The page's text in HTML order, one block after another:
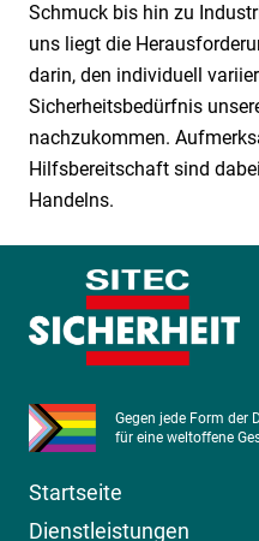
Schmuck bis hin zu
uns liegt die
darin, den individuell
Sicherheitsbedürfnis
nachzukommen.
Hilfsbereitschaft sind
Handelns.
Gegen jede Form der
für eine weltoffene
Startseite
Dienstleistungen